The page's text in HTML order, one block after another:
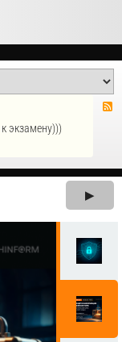
экзамену)))
▶